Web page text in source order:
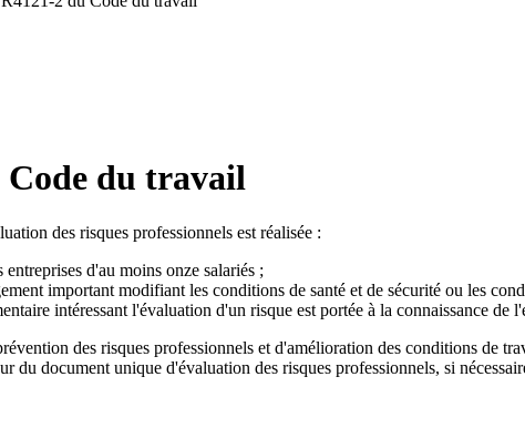
du travail
des risques professionnels est réalisée :
d'au moins onze salariés ;
important modifiant les conditions de santé et de sécurité ou les
intéressant l'évaluation d'un risque est portée à la connaissance de
des risques professionnels et d'amélioration des conditions de
du document unique d'évaluation des risques professionnels, si